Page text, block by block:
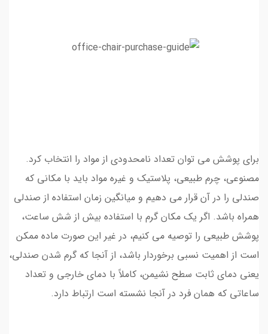
برای پوشش می توان تعداد نامحدودی از مواد را انتخاب کرد.
مصنوعی، چرم طبیعی، پلاستیک و غیره مواد باید با مکانی که
صندلی را در آن قرار می دهیم و میانگین زمان استفاده از صندلی
همراه باشد. اگر یک مکان گرم با استفاده بیش از شش ساعت،
پوشش طبیعی را توصیه می کنیم، در غیر این صورت ماده ممکن
است از اهمیت نسبی برخوردار باشد، از آنجا که گرم شدن صندلی،
یعنی دمای ثابت سطح نشیمن، کاملاً با دمای خارجی و تعداد
ساعاتی که همان فرد در آنجا نشسته است ارتباط دارد.